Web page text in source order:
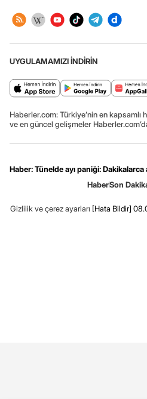
UYGULAMAMIZI İNDİRİN
Haberler.com: Türkiye’nin en
ve en güncel gelişmeler
Haber: Tünelde ayı paniği:
HaberSon
Gizlilik ve çerez ayarları [Hata Bildir]